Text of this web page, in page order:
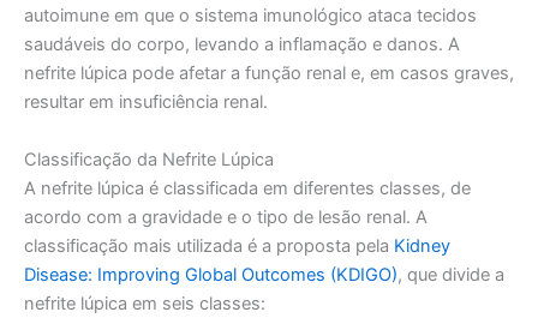
autoimune em que o sistema imunológico ataca tecidos
saudáveis do corpo, levando a inflamação e danos. A
nefrite lúpica pode afetar a função renal e, em casos graves,
resultar em insuficiência renal.
Classificação da Nefrite Lúpica
A nefrite lúpica é classificada em diferentes classes, de
acordo com a gravidade e o tipo de lesão renal. A
classificação mais utilizada é a proposta pela Kidney
Disease: Improving Global Outcomes (KDIGO), que divide a
nefrite lúpica em seis classes: